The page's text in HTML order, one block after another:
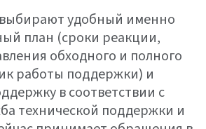
удобный именно
план (сроки реакции,
обходного и полного
работы поддержки) и
в соответствии с
технической поддержки и